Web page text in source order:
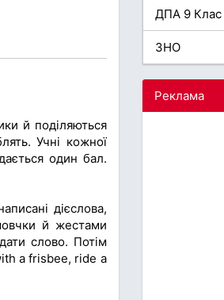
й поділяються
Учні кожної
один бал.
дієслова,
й жестами
слово. Потім
a frisbee, ride a
ДПА 9 Клас
ЗНО
Реклама